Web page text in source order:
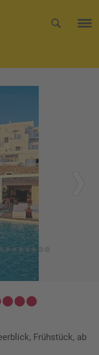
Frühstück, ab